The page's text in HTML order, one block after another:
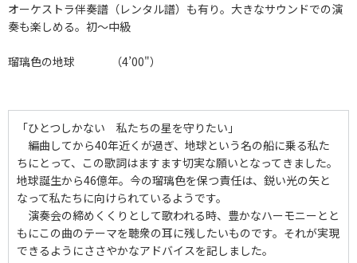
オーケストラ伴奏譜（レンタル譜）も有り。大きなサウンドでの演
奏も楽しめる。初〜中級
瑠璃色の地球 （4’00"）
「ひとつしかない 私たちの星を守りたい」
編曲してから40年近くが過ぎ、地球という名の船に乗る私た
ちにとって、この歌詞はますます切実な願いとなってきました。
地球誕生から46億年。今の瑠璃色を保つ責任は、鋭い光の矢と
なって私たちに向けられているようです。
演奏会の締めくくりとして歌われる時、豊かなハーモニーとと
もにこの曲のテーマを聴衆の耳に残したいものです。それが実現
できるようにささやかなアドバイスを記しました。